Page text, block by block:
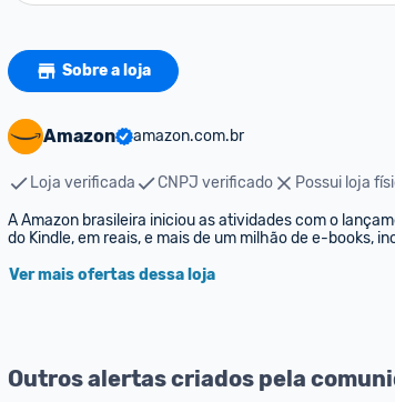
Sobre a loja
Amazon amazon.com.br
Loja verificada CNPJ verificado
Possui loja
A Amazon brasileira iniciou as atividades com o
do Kindle, em reais, e mais de um milhão de e-books,
Ver mais ofertas dessa loja
Outros alertas criados pela